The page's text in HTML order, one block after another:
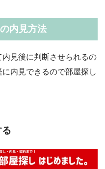
内見方法
見後に判断させられるの
内見できるので部屋探し